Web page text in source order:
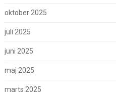
oktober 2025
juli 2025
juni 2025
maj 2025
marts 2025